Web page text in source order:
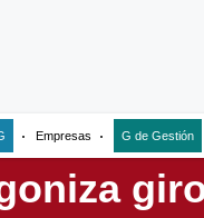
Empresas G de Gestión